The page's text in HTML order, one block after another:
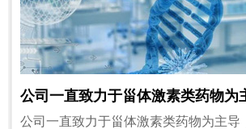
公司一直致力于甾体激素类药物为
公司一直致力于甾体激素类药物为主导